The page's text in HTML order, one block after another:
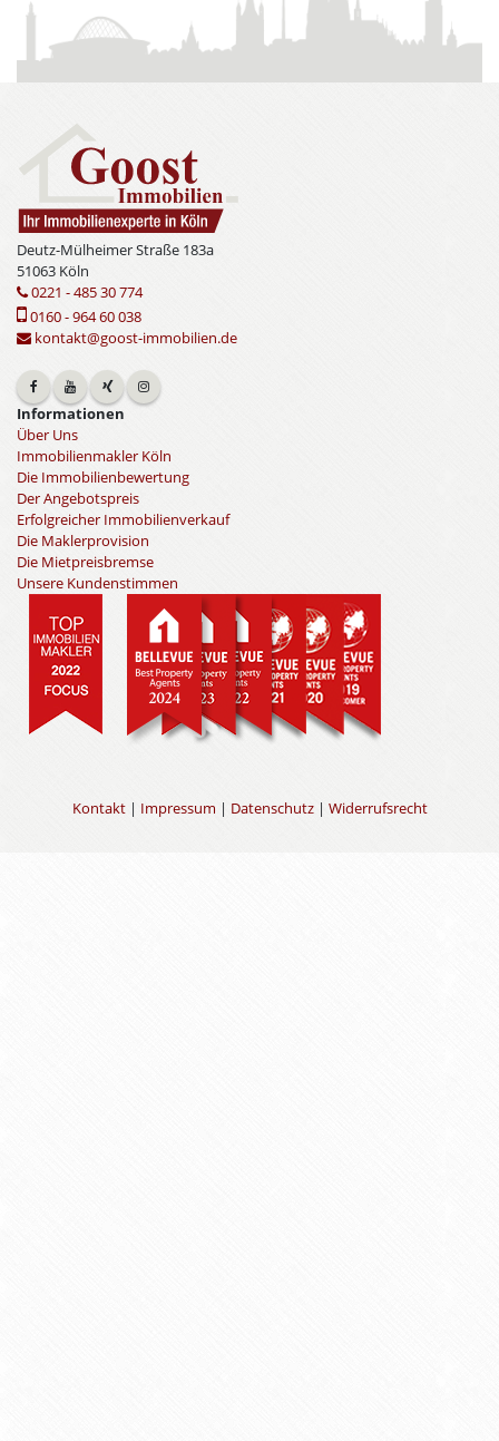
Deutz-Mülheimer Straße 183a
51063 Köln
0221 - 485 30 774
0160 - 964 60 038
kontakt@goost-immobilien.de
Informationen
Über Uns
Immobilienmakler Köln
Die Immobilienbewertung
Der Angebotspreis
Erfolgreicher Immobilienverkauf
Die Maklerprovision
Die Mietpreisbremse
Unsere Kundenstimmen
Kontakt| Impressum | Datenschutz| Widerrufsrecht